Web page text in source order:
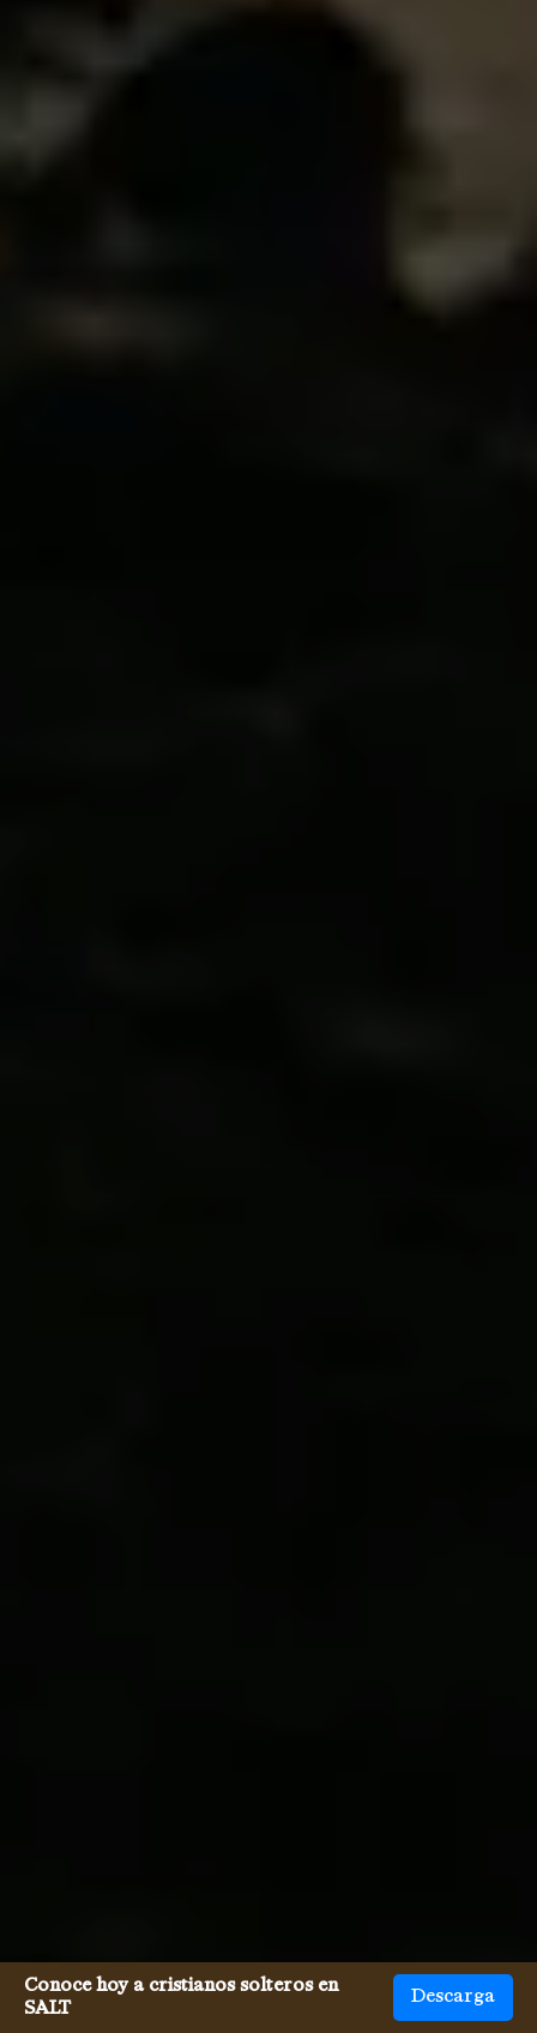
Conoce hoy a cristianos solteros en
SALT
Descarga